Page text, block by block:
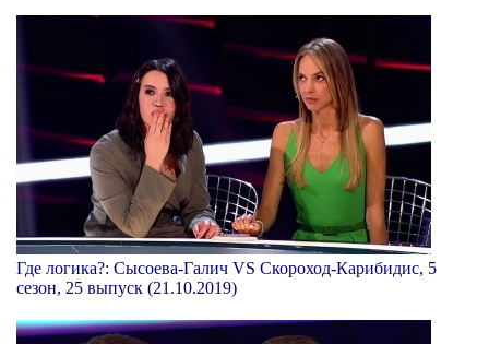
Где логика?: Сысоева-Галич VS Скороход-Карибидис, 5
сезон, 25 выпуск (21.10.2019)